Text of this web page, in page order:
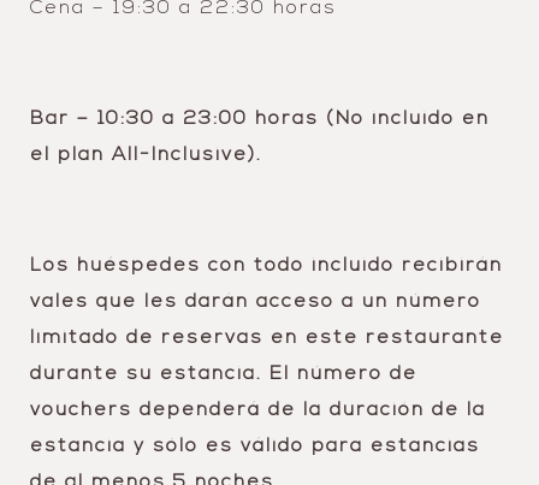
Cena – 19:30 a 22:30 horas
Bar – 10:30 a 23:00 horas (No incluido en
el plan All-Inclusive).
Los huéspedes con todo incluido recibirán
vales que les darán acceso a un número
limitado de reservas en este restaurante
durante su estancia. El número de
vouchers dependerá de la duración de la
estancia y sólo es válido para estancias